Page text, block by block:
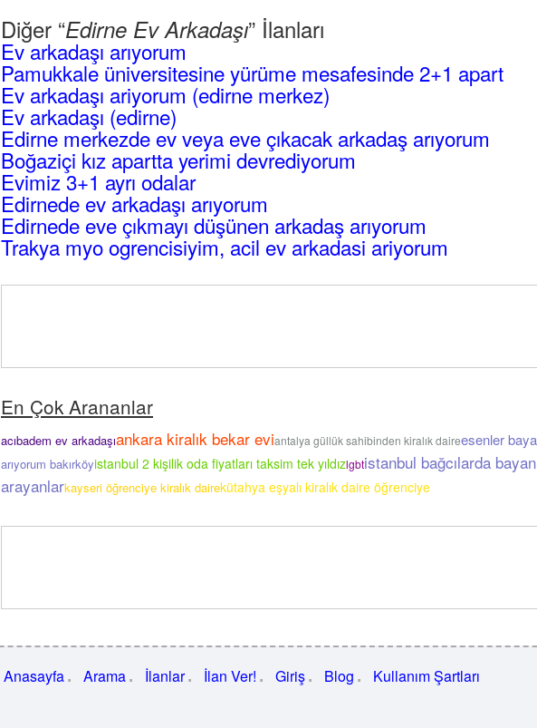
Diğer “Edirne Ev Arkadaşı” İlanları
Ev arkadaşı arıyorum
Pamukkale üniversitesine yürüme mesafesinde 2+1 apart
Ev arkadaşı ariyorum (edirne merkez)
Ev arkadaşı (edirne)
Edirne merkezde ev veya eve çıkacak arkadaş arıyorum
Boğaziçi kız apartta yerimi devrediyorum
Evimiz 3+1 ayrı odalar
Edirnede ev arkadaşı arıyorum
Edirnede eve çıkmayı düşünen arkadaş arıyorum
Trakya myo ogrencisiyim, acil ev arkadasi ariyorum
En Çok Arananlar
acıbadem ev arkadaşıankara kiralık bekar eviantalya güllük sahibinden kiralık daireesenler
arıyorum bakırköyistanbul 2 kişilik oda fiyatları taksim tek yıldızlgbtistanbul bağcılarda
arayanlarkayseri öğrenciye kiralık dairekütahya eşyalı kiralık daire öğrenciye
Anasayfa Arama İlanlar İlan Ver! Giriş Blog Kullanım Şartları